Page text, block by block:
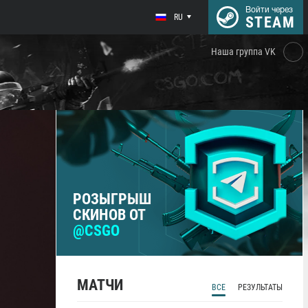
RU
Войти через
STEAM
Наша группа VK
РОЗЫГРЫШ
СКИНОВ ОТ
@CSGO
МАТЧИ ВСЕ РЕЗУЛЬТАТЫ